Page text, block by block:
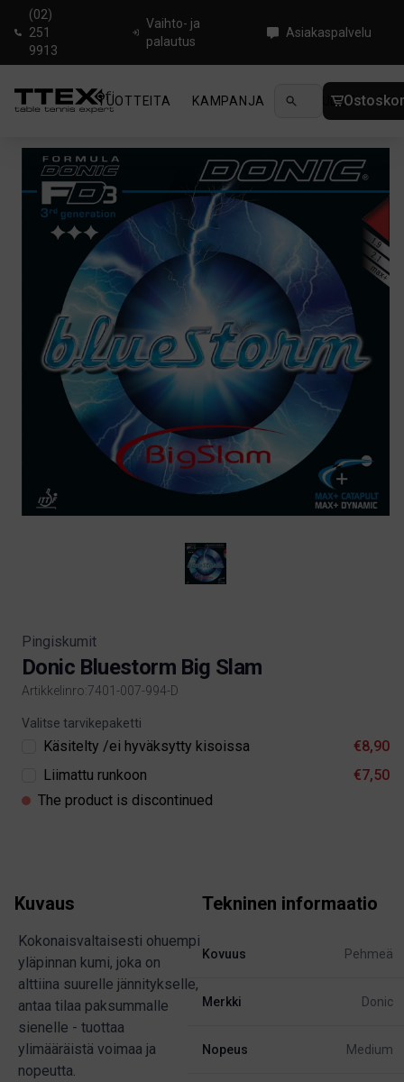
(02)
251
9913
Vaihto- ja
palautus
Asiakaspalvelu
TUOTTEITA KAMPANJA UUTUUDET
Pingiskumit
Donic Bluestorm Big Slam
Artikkelinro:7401-007-994-D
Product information
Valitse tarvikepaketti
Käsitelty /ei hyväksytty kisoissa
€8,90
Liimattu runkoon
€7,50
The product is discontinued
Kuvaus
Kokonaisvaltaisesti ohuempi
yläpinnan kumi, joka on
alttiina suurelle jännitykselle,
antaa tilaa paksummalle
sienelle - tuottaa
ylimääräistä voimaa ja
nopeutta.
Tekninen informaatio
Kovuus Pehmeä
Merkki Donic
Nopeus Medium